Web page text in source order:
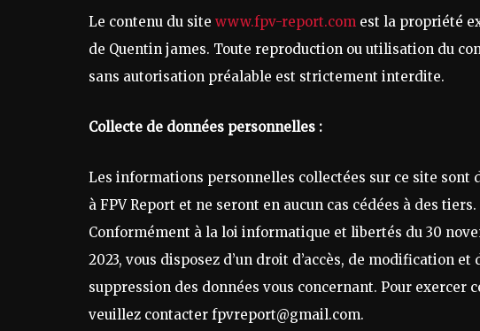
Le contenu du site www.fpv-report.com est la propriété
de Quentin james. Toute reproduction ou utilisation du
sans autorisation préalable est strictement interdite.
Collecte de données personnelles :
Les informations personnelles collectées sur ce site sont
à FPV Report et ne seront en aucun cas cédées à des tiers.
Conformément à la loi informatique et libertés du 30
2023, vous disposez d’un droit d’accès, de modification et
suppression des données vous concernant. Pour exercer
veuillez contacter fpvreport@gmail.com.